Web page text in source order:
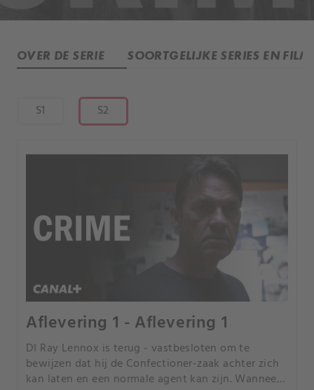
OVER DE SERIE SOORTGELIJKE SERIES EN
S1 S2
Aflevering 1 - Aflevering 1
DI Ray Lennox is terug - vastbesloten om te
bewijzen dat hij de Confectioner-zaak achter zich
kan laten en een normale agent kan zijn. Wanneer